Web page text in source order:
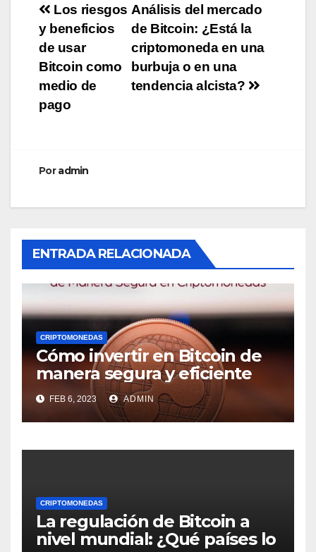
Navegación
de
entradas
Análisis del mercado
de Bitcoin: ¿Está la
criptomoneda en una
burbuja o en una
tendencia alcista?
Los riesgos
y beneficios
de usar
Bitcoin como
medio de
pago
Poradmin
ENTRADA RELACIONADA
CRIPTOMONEDAS
Cómo invertir en Bitcoin de
manera segura y eficiente
FEB 6, 2023 ADMIN
CRIPTOMONEDAS
La regulación de Bitcoin a
nivel mundial: ¿Qué países lo